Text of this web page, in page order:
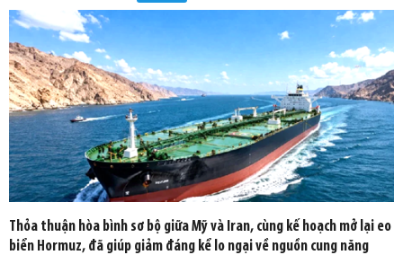
Thỏa thuận hòa bình sơ bộ giữa Mỹ và Iran, cùng kế hoạch mở lại eo
biển Hormuz, đã giúp giảm đáng kể lo ngại về nguồn cung năng